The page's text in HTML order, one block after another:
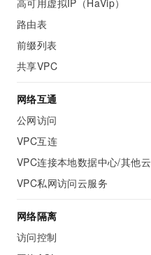
高可用虚拟IP（HaVip）
路由表
前缀列表
共享VPC
网络互通
公网访问
VPC互连
VPC连接本地数据中心/其他云
VPC私网访问云服务
网络隔离
访问控制
大数据计算
媒体服务
企业服务与云通信
域名与网站
终端用户计算
Serverless
开发工具
迁移与运维管理
上云与迁云
企业出海
政企业务